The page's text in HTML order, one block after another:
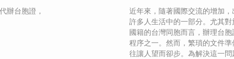
辦台胞證，
近年來，隨著國際交流的增加
許多人生活中的一部分。尤其
國籍的台灣同胞而言，辦理台
程序之一。然而，繁瑣的文件
往讓人望而卻步。為解決這一